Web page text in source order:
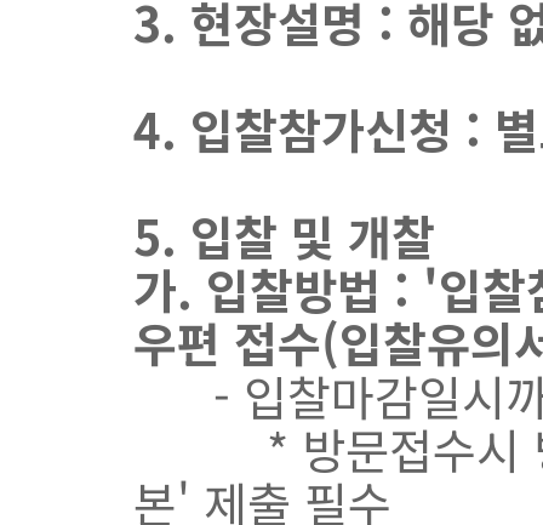
3. 현장설명 : 해당
4. 입찰참가신청 :
5. 입찰 및 개찰
가. 입찰방법 : '입
우편 접수(입찰유의
- 입찰마감일시
* 방문접수시 방
본' 제출 필수